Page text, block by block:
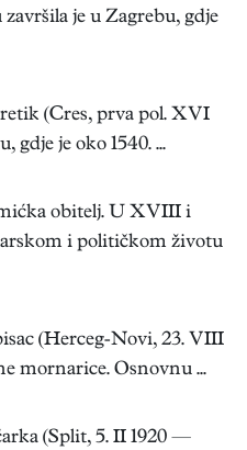
je u Zagrebu, gdje
(Cres, prva pol. XVI
gdje je oko 1540. ...
obitelj. U XVIII i
i političkom životu
(Herceg-Novi, 23. VIII
mornarice. Osnovnu ...
(Split, 5. II 1920 —